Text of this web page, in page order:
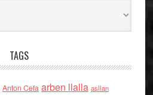
TAGS
Anton Cefa arben llalla asllan